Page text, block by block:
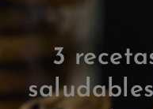
3